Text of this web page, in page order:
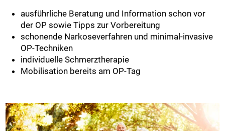
ausführliche Beratung und Information schon vor
der OP sowie Tipps zur Vorbereitung
schonende Narkoseverfahren und minimal-invasive
OP-Techniken
individuelle Schmerztherapie
Mobilisation bereits am OP-Tag